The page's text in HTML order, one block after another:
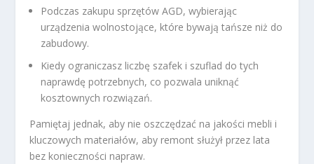
Podczas zakupu sprzętów AGD, wybierając
urządzenia wolnostojące, które bywają tańsze niż do
zabudowy.
Kiedy ograniczasz liczbę szafek i szuflad do tych
naprawdę potrzebnych, co pozwala uniknąć
kosztownych rozwiązań.
Pamiętaj jednak, aby nie oszczędzać na jakości mebli i
kluczowych materiałów, aby remont służył przez lata
bez konieczności napraw.